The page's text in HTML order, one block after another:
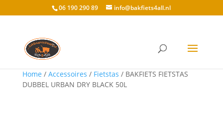
06 190 290 89 info@bakfiets4all.nl
Home / Accessoires / Fietstas / BAKFIETS FIETSTAS
DUBBEL URBAN DRY BLACK 50L